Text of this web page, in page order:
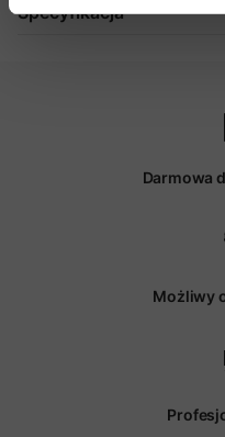
Specyfikacja
Darmowa
Możliwy